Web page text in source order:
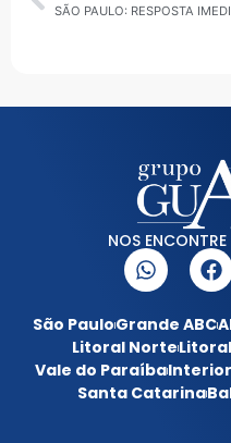
NOS
São PauloGrande ABC
Litoral Norte
Vale do Paraíba
Santa Catarina